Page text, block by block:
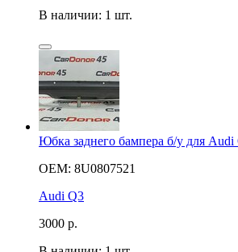
В наличии: 1 шт.
Юбка заднего бампера б/у для Audi
OEM: 8U0807521
Audi Q3
3000 р.